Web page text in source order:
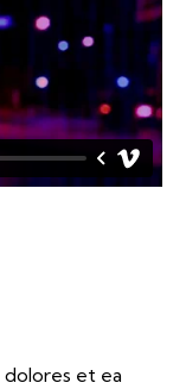
et ea